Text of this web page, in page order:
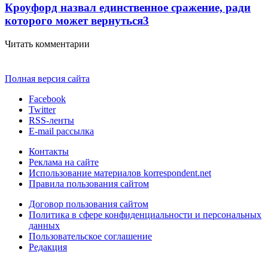
Кроуфорд назвал единственное сражение, ради
которого может вернуться3
Читать комментарии
Полная версия сайта
Facebook
Twitter
RSS-ленты
E-mail рассылка
Контакты
Реклама на сайте
Использование материалов korrespondent.net
Правила пользования сайтом
Договор пользования сайтом
Политика в сфере конфиденциальности и персональных
данных
Пользовательское соглашение
Редакция